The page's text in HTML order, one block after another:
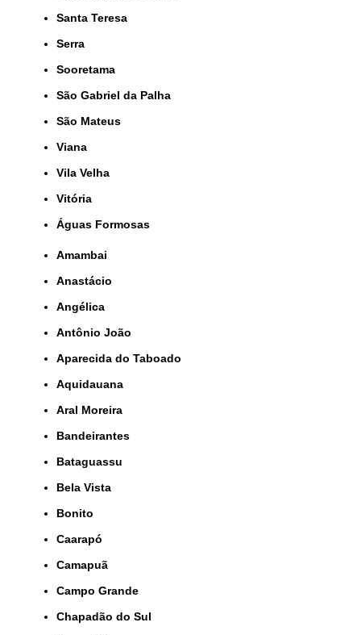
Santa Teresa
Serra
Sooretama
São Gabriel da Palha
São Mateus
Viana
Vila Velha
Vitória
Águas Formosas
Amambai
Anastácio
Angélica
Antônio João
Aparecida do Taboado
Aquidauana
Aral Moreira
Bandeirantes
Bataguassu
Bela Vista
Bonito
Caarapó
Camapuã
Campo Grande
Chapadão do Sul